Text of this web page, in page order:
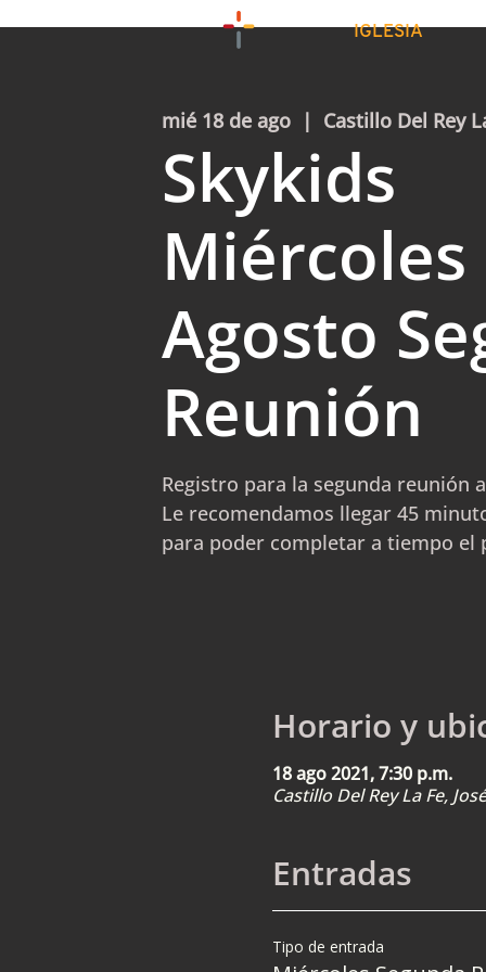
IGLESIA
mié 18 de ago
  |
Castillo Del Rey
Skykids
Miércoles
Agosto
Reunión
Registro para la segunda reunión
Le recomendamos llegar 45
para poder completar a tiempo el
Horario y
18 ago 2021, 7:30 p.m.
Castillo Del Rey La Fe,
Entradas
Tipo de entrada